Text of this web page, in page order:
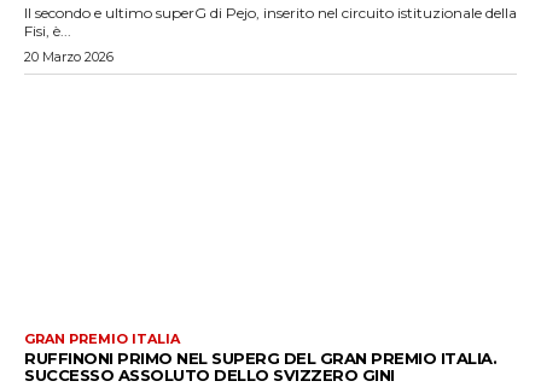
Il secondo e ultimo superG di Pejo, inserito nel circuito istituzionale della
Fisi, è...
20 Marzo 2026
GRAN PREMIO ITALIA
RUFFINONI PRIMO NEL SUPERG DEL GRAN PREMIO ITALIA.
SUCCESSO ASSOLUTO DELLO SVIZZERO GINI